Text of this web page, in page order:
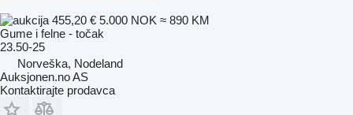
455,20 € 5.000 NOK ≈ 890 KM
Gume i felne - točak
23.50-25
Norveška, Nodeland
Auksjonen.no AS
Kontaktirajte prodavca